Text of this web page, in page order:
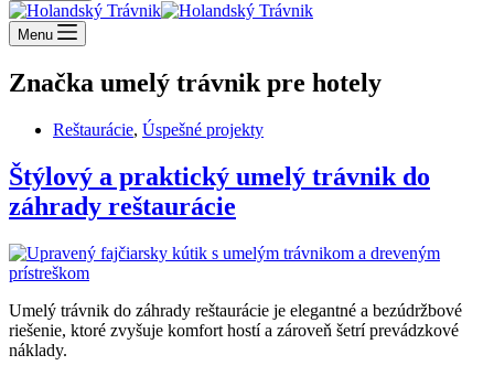
Menu
Značka umelý trávnik pre hotely
Reštaurácie, Úspešné projekty
Štýlový a praktický umelý trávnik do
záhrady reštaurácie
Umelý trávnik do záhrady reštaurácie je elegantné a bezúdržbové
riešenie, ktoré zvyšuje komfort hostí a zároveň šetrí prevádzkové
náklady.